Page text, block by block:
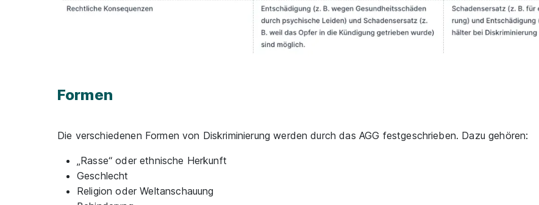
Formen
Die verschiedenen Formen von Diskriminierung werden durch das AGG festgeschrieben. Dazu gehören:
„Rasse“ oder ethnische Herkunft
Geschlecht
Religion oder Weltanschauung